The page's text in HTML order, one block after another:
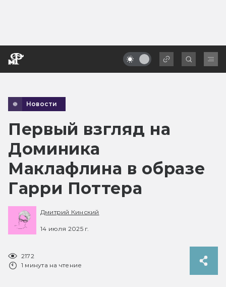
Новости
Первый взгляд на
Доминика
Маклафлина в образе
Гарри Поттера
Дмитрий Кинский
14 июля 2025 г.
2172
1 минута на чтение